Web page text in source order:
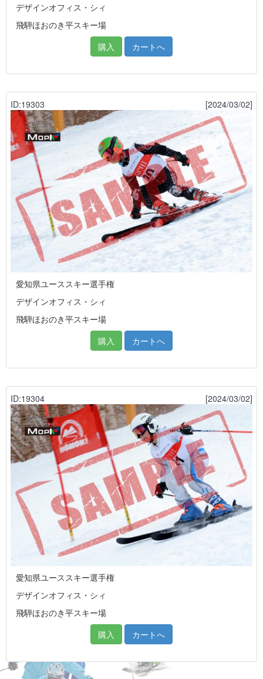
デザインオフィス・シィ
飛騨ほおのき平スキー場
購入
カートへ
ID:19303 [2024/03/02]
愛知県ユーススキー選手権
デザインオフィス・シィ
飛騨ほおのき平スキー場
購入
カートへ
ID:19304 [2024/03/02]
愛知県ユーススキー選手権
デザインオフィス・シィ
飛騨ほおのき平スキー場
購入
カートへ